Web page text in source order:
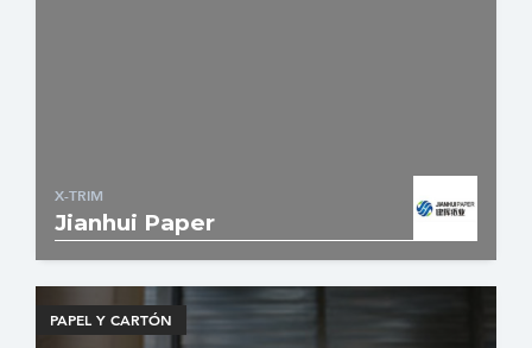
X-TRIM
Jianhui Paper
PAPEL Y CARTÓN